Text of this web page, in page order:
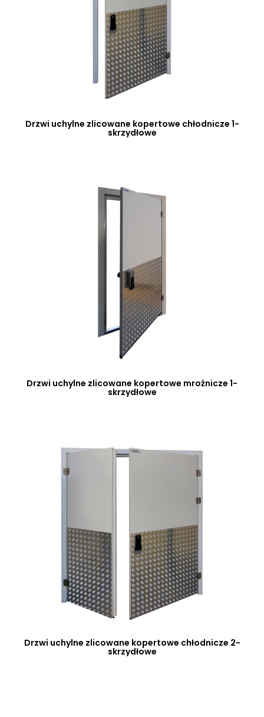
Drzwi uchylne zlicowane kopertowe chłodnicze 1-
skrzydłowe
Drzwi uchylne zlicowane kopertowe mroźnicze 1-
skrzydłowe
Drzwi uchylne zlicowane kopertowe chłodnicze 2-
skrzydłowe